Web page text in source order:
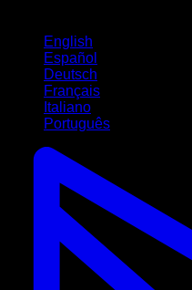
English
Español
Deutsch
Français
Italiano
Português